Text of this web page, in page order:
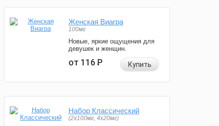
Женская Виагра
100мг
Новые, яркие ощущения для
девушек и женщин.
от 116Р Купить
Набор Классический
(2x100мг, 4x20мг)